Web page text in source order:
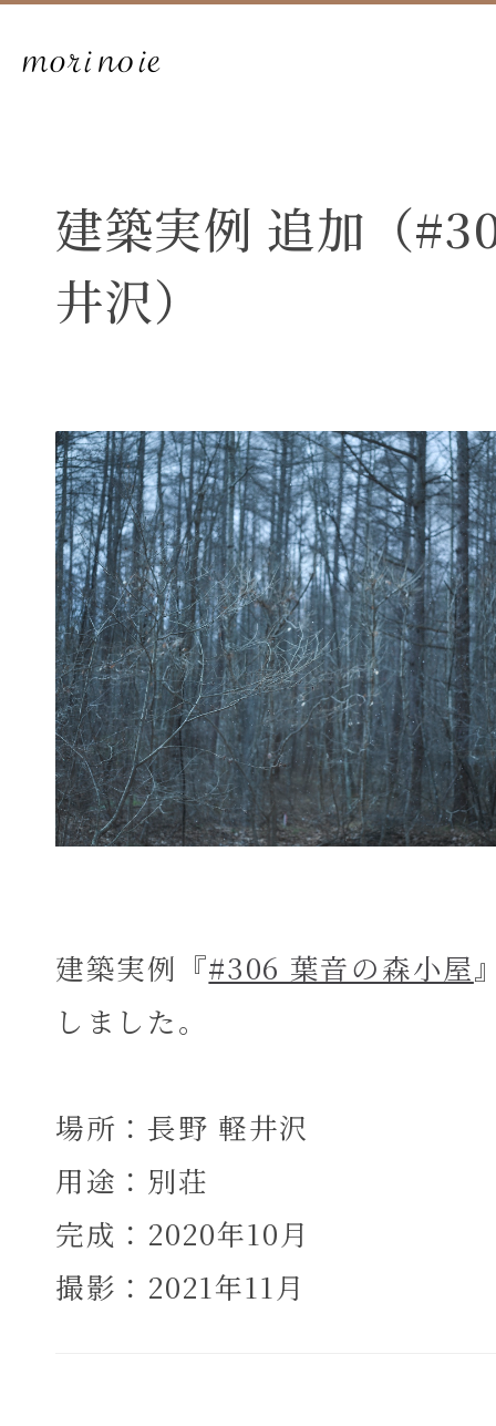
建築実例 追加（
井沢）
建築実例『#306 葉音の森小屋
しました。
場所：長野 軽井沢
用途：別荘
完成：2020年10月
撮影：2021年11月